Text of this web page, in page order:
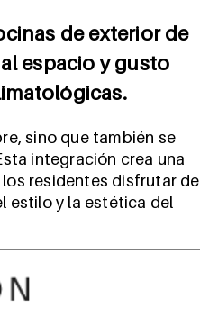
de exterior de
espacio y gusto
sino que también se
integración crea una
residentes disfrutar de
estilo y la estética del